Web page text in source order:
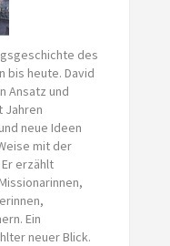
des
bis heute. David
Ansatz und
Jahren
neue Ideen
mit der
erzählt
Ein
neuer Blick.